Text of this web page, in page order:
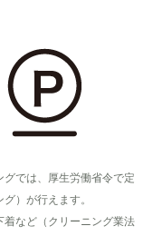
では、厚生労働省令で定
）が行えます。
など（クリーニング業法